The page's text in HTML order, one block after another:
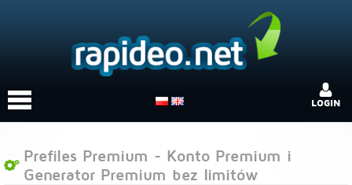
LOGIN
Prefiles Premium - Konto Premium i
Generator Premium bez limitów